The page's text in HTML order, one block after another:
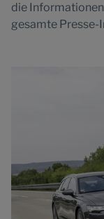
die
gesamte